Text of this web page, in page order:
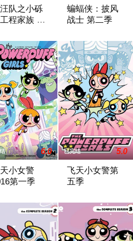
队之小砾
程家族 第
蝙蝠侠：披风
战士 第二季
6.0
天小女警
第一季
已完结 5.0
飞天小女警第
五季